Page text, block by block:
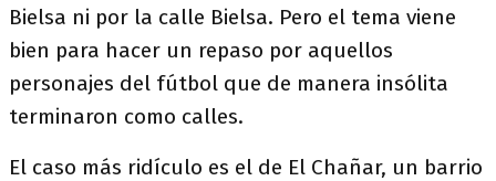
Bielsa ni por la calle Bielsa. Pero el tema viene
bien para hacer un repaso por aquellos
personajes del fútbol que de manera insólita
terminaron como calles.
El caso más ridículo es el de El Chañar, un barrio